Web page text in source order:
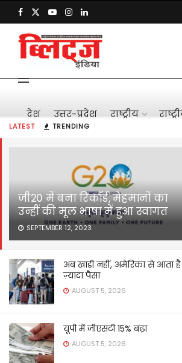
LATEST TRENDING
जी20 में बना रिकॉर्ड, मेहमानों का
उन्हीं की मूल भाषा में हुआ स्वागत
SEPTEMBER 12, 2023
अब खाड़ी नहीं, अमेरिका से आता है
ज़्यादा पैसा
AUGUST 5, 2026
यूपी में जीएसटी 15% बढ़ा
AUGUST 5, 2026
देश उत्तर-प्रदेश राष्ट्रीय